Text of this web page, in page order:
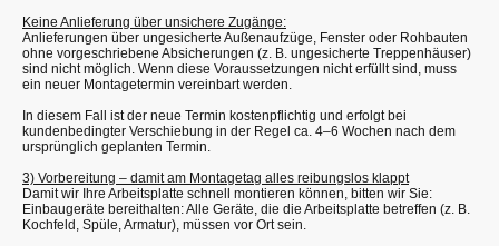
Keine Anlieferung über unsichere Zugänge:
Anlieferungen über ungesicherte Außenaufzüge, Fenster oder Rohbauten
ohne vorgeschriebene Absicherungen (z. B. ungesicherte Treppenhäuser)
sind nicht möglich. Wenn diese Voraussetzungen nicht erfüllt sind, muss
ein neuer Montagetermin vereinbart werden.
In diesem Fall ist der neue Termin kostenpflichtig und erfolgt bei
kundenbedingter Verschiebung in der Regel ca. 4–6 Wochen nach dem
ursprünglich geplanten Termin.
3) Vorbereitung – damit am Montagetag alles reibungslos klappt
Damit wir Ihre Arbeitsplatte schnell montieren können, bitten wir Sie:
Einbaugeräte bereithalten: Alle Geräte, die die Arbeitsplatte betreffen (z. B.
Kochfeld, Spüle, Armatur), müssen vor Ort sein.